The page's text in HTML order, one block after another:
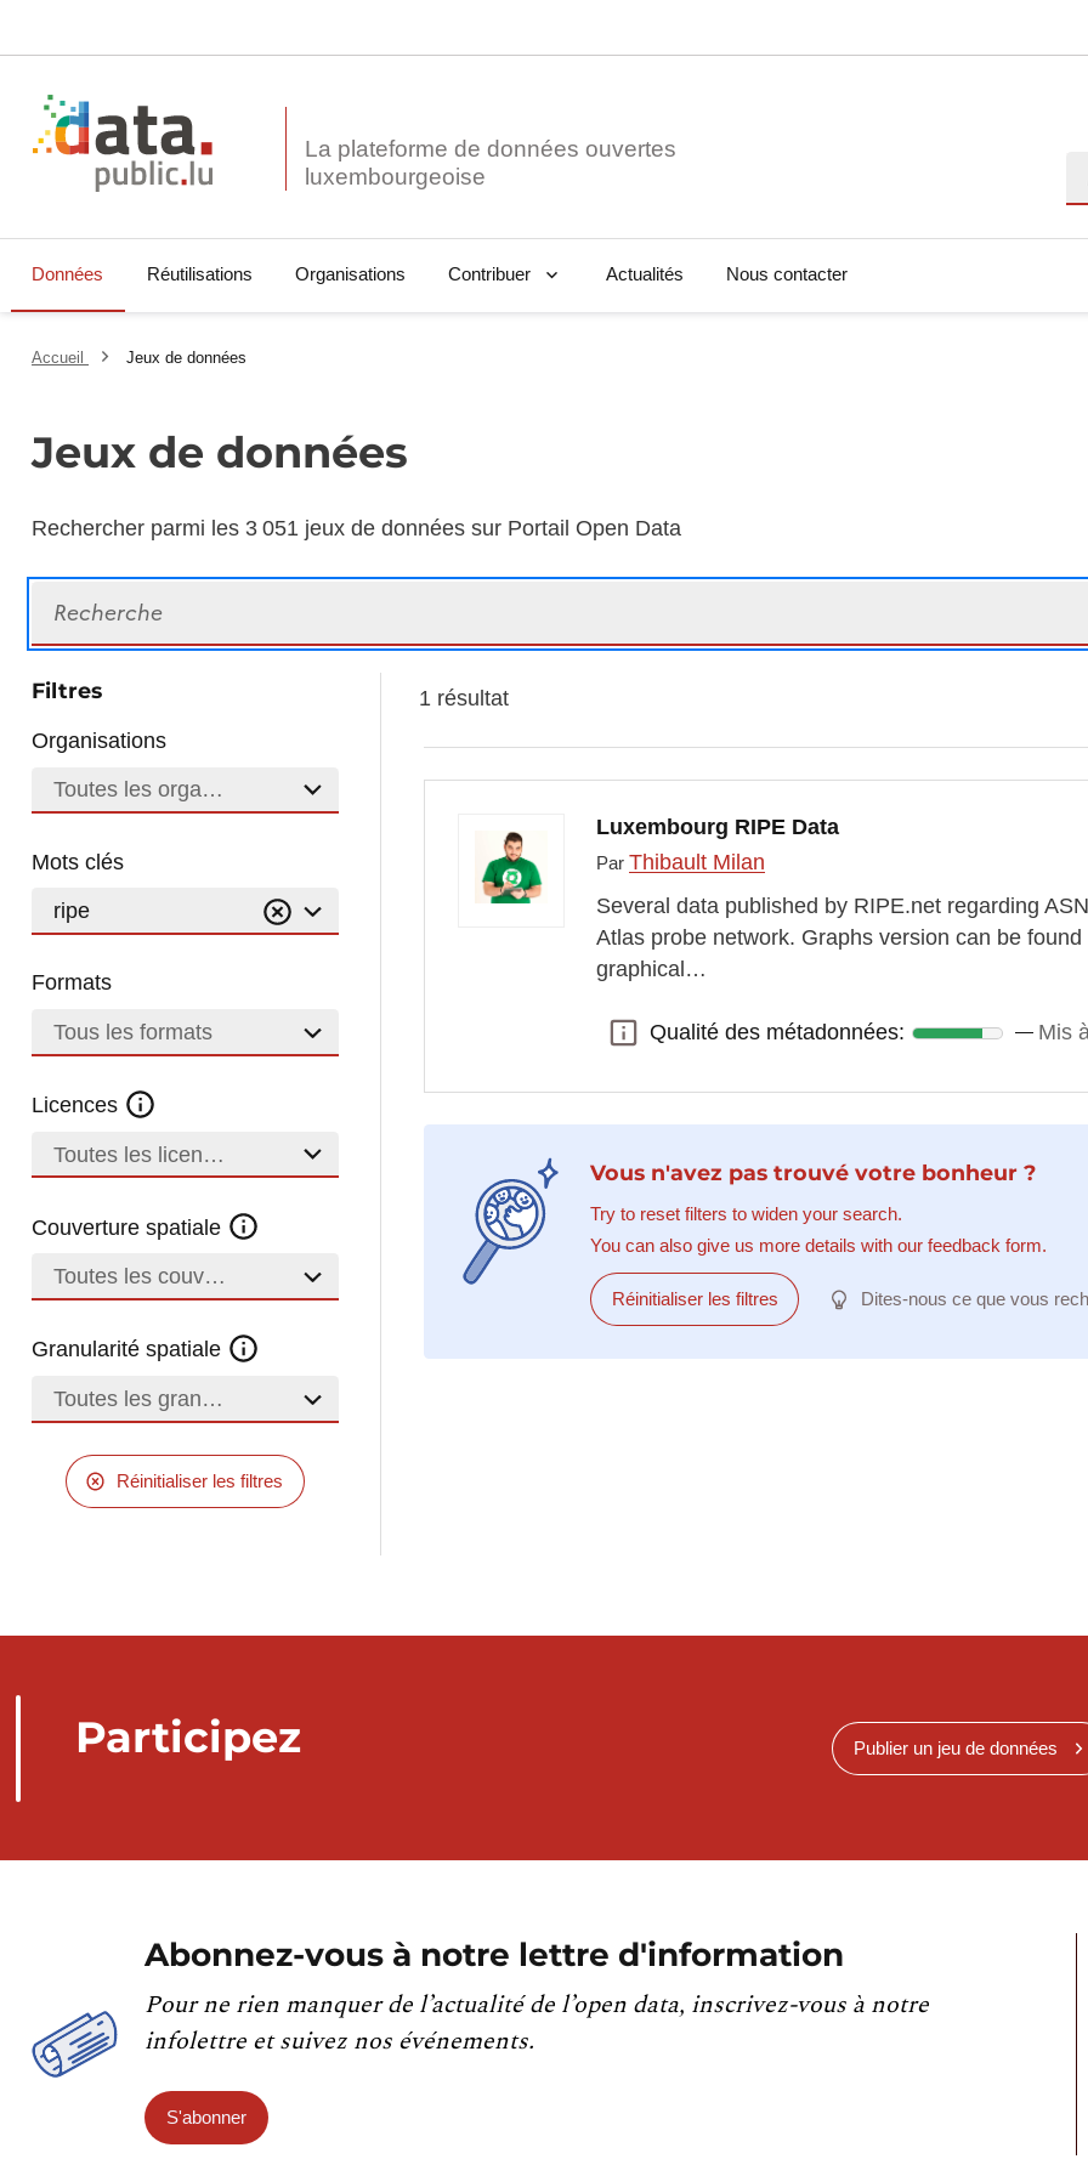
La plateforme de données ouvertes
Données Réutilisations Organisations Contribuer Actualités Nous contacter
Accueil Jeux de données
Jeux de données
Rechercher parmi les 3 051 jeux de données sur Portail Open Data
Filtres
Organisations
Toutes les organisations
Mots clés
ripe
Formats
Tous les formats
Licences
Toutes les licences
Couverture spatiale
Toutes les couvertures
Granularité spatiale
Toutes les granularités
Réinitialiser les filtres
1 résultat
Luxembourg RIPE Data
ParThibault Milan
Several data published by RIPE.net regarding
Atlas probe network. Graphs version can be
graphical…
Qualité des métadonnées:
Qualité des métadonnées: Mis
Vous n'avez pas trouvé votre bonheur ?
Try to reset filters to widen your search.
You can also give us more details with our feedback form.
Réinitialiser les filtres Dites-nous ce que vous
Participez Publier un jeu de données
Abonnez-vous à notre lettre d'information
Pour ne rien manquer de l’actualité de l’open data, inscrivez-vous à notre
infolettre et suivez nos événements.
S'abonner